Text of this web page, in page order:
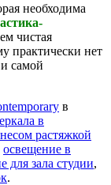
необходима
чистая
практически нет
самой
в
в
растяжкой
освещение в
для зала студии,
.